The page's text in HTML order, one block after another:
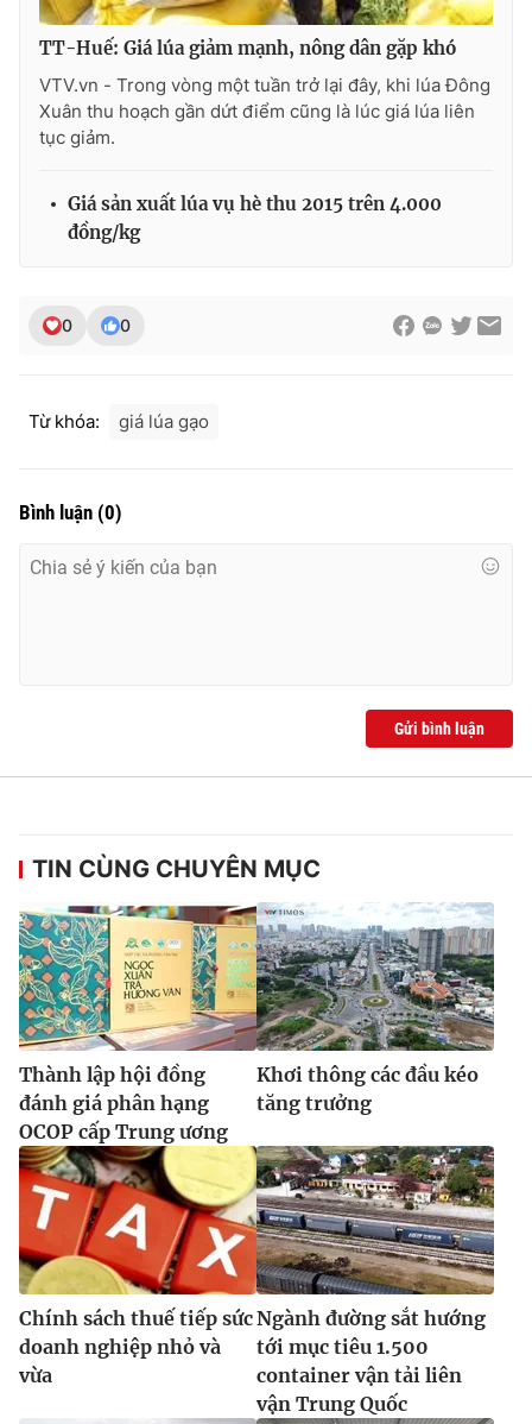
THỜI BÁO VTV
Theo dõi báo trên
Cơ quan báo chí:
Tổng Biên tập:Vũ Thanh Thủy
Tổng đài VTV:
Email: toasoan@vtv.vn
® Cấm sao chép dưới mọi hình thức nếu không có sự chấp
thuận bằng văn bản. Ghi rõ nguồn VTV.vn khi phát hành lại
thông tin từ website này.
TT-Huế: Giá lúa giảm mạnh, nông dân gặp khó
VTV.vn - Trong vòng một tuần trở lại đây, khi lúa Đông
Xuân thu hoạch gần dứt điểm cũng là lúc giá lúa liên
tục giảm.
Giá sản xuất lúa vụ hè thu 2015 trên 4.000
đồng/kg
0 0
Từ khóa: giá lúa gạo
Bình luận (0)
Gửi bình luận
TIN CÙNG CHUYÊN MỤC
Thành lập hội đồng
đánh giá phân hạng
OCOP cấp Trung ương
Khơi thông các đầu kéo
tăng trưởng
Chính sách thuế tiếp sức
doanh nghiệp nhỏ và
vừa
Ngành đường sắt hướng
tới mục tiêu 1.500
container vận tải liên
vận Trung Quốc